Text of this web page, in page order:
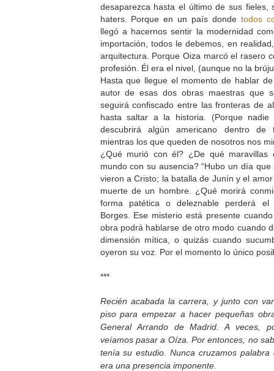
desaparezca hasta el último de sus fieles,
haters. Porque en un país donde todos
llegó a hacernos sentir la modernidad
importación, todos le debemos, en
arquitectura. Porque Oiza marcó el rasero
profesión. Él era el nivel, (aunque no la
Hasta que llegue el momento de hablar
autor de esas dos obras maestras que
seguirá confiscado entre las fronteras de
hasta saltar a la historia. (Porque
descubrirá algún americano dentro
mientras los que queden de nosotros nos
¿Qué murió con él? ¿De qué maravillas
mundo con su ausencia? “Hubo un día
vieron a Cristo; la batalla de Junín y el
muerte de un hombre. ¿Qué morirá
forma patética o deleznable perderá el
Borges. Ese misterio está presente
obra podrá hablarse de otro modo cuando
dimensión mítica, o quizás cuando
oyeron su voz. Por el momento lo único
***
Recién acabada la carrera, y junto con
piso para empezar a hacer pequeñas
General Arrando de Madrid. A veces,
veíamos pasar a Oíza. Por entonces, no
tenía su estudio. Nunca cruzamos
era una presencia imponente.